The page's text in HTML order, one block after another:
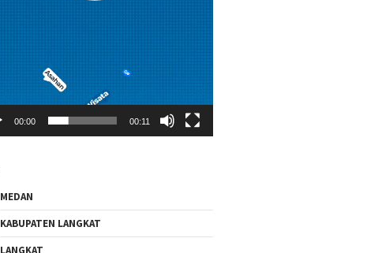
00:00 00:11
MEDAN
KABUPATEN LANGKAT